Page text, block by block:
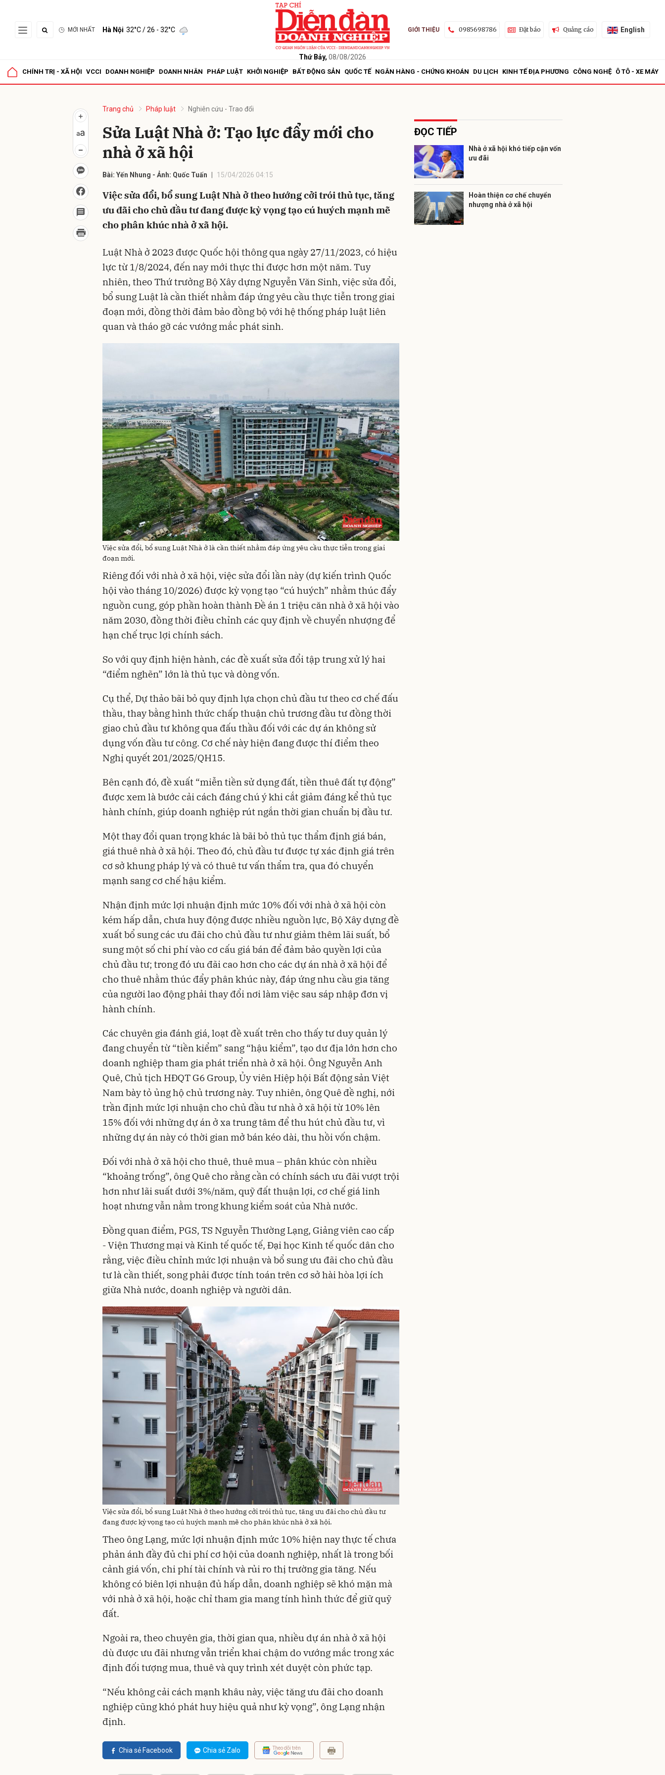
MỚI NHẤT Hà Nội 32°C/ 26 - 32°C
Thứ Bảy, 08/08/2026
GIỚI THIỆU 0985698786 Đặt báo Quảng cáo English
CHÍNH TRỊ - XÃ HỘI VCCI DOANH NGHIỆP DOANH NHÂN PHÁP LUẬT KHỞI NGHIỆP BẤT ĐỘNG SẢN QUỐC TẾ NGÂN HÀNG - CHỨNG KHOÁN DU LỊCH KINH TẾ ĐỊA PHƯƠNG CÔNG NGHỆ Ô TÔ - XE MÁY
Trang chủ Pháp luật Nghiên cứu - Trao đổi
Sửa Luật Nhà ở: Tạo lực đẩy mới cho
nhà ở xã hội
Bài: Yến Nhung - Ảnh: Quốc Tuấn 15/04/2026 04:15
Việc sửa đổi, bổ sung Luật Nhà ở theo hướng cởi trói thủ tục, tăng
ưu đãi cho chủ đầu tư đang được kỳ vọng tạo cú huých mạnh mẽ
cho phân khúc nhà ở xã hội.
Luật Nhà ở 2023 được Quốc hội thông qua ngày 27/11/2023, có hiệu
lực từ 1/8/2024, đến nay mới thực thi được hơn một năm. Tuy
nhiên, theo Thứ trưởng Bộ Xây dựng Nguyễn Văn Sinh, việc sửa đổi,
bổ sung Luật là cần thiết nhằm đáp ứng yêu cầu thực tiễn trong giai
đoạn mới, đồng thời đảm bảo đồng bộ với hệ thống pháp luật liên
quan và tháo gỡ các vướng mắc phát sinh.
Việc sửa đổi, bổ sung Luật Nhà ở là cần thiết nhằm đáp ứng yêu cầu thực tiễn trong giai
đoạn mới.
Riêng đối với nhà ở xã hội, việc sửa đổi lần này (dự kiến trình Quốc
hội vào tháng 10/2026) được kỳ vọng tạo “cú huých” nhằm thúc đẩy
nguồn cung, góp phần hoàn thành Đề án 1 triệu căn nhà ở xã hội vào
năm 2030, đồng thời điều chỉnh các quy định về chuyển nhượng để
hạn chế trục lợi chính sách.
So với quy định hiện hành, các đề xuất sửa đổi tập trung xử lý hai
“điểm nghẽn” lớn là thủ tục và dòng vốn.
Cụ thể, Dự thảo bãi bỏ quy định lựa chọn chủ đầu tư theo cơ chế đấu
thầu, thay bằng hình thức chấp thuận chủ trương đầu tư đồng thời
giao chủ đầu tư không qua đấu thầu đối với các dự án không sử
dụng vốn đầu tư công. Cơ chế này hiện đang được thí điểm theo
Nghị quyết 201/2025/QH15.
Bên cạnh đó, đề xuất “miễn tiền sử dụng đất, tiền thuê đất tự động”
được xem là bước cải cách đáng chú ý khi cắt giảm đáng kể thủ tục
hành chính, giúp doanh nghiệp rút ngắn thời gian chuẩn bị đầu tư.
Một thay đổi quan trọng khác là bãi bỏ thủ tục thẩm định giá bán,
giá thuê nhà ở xã hội. Theo đó, chủ đầu tư được tự xác định giá trên
cơ sở khung pháp lý và có thuê tư vấn thẩm tra, qua đó chuyển
mạnh sang cơ chế hậu kiểm.
Nhận định mức lợi nhuận định mức 10% đối với nhà ở xã hội còn
kém hấp dẫn, chưa huy động được nhiều nguồn lực, Bộ Xây dựng đề
xuất bổ sung các ưu đãi cho chủ đầu tư như giảm thêm lãi suất, bổ
sung một số chi phí vào cơ cấu giá bán để đảm bảo quyền lợi của
chủ đầu tư; trong đó ưu đãi cao hơn cho các dự án nhà ở xã hội để
cho thuê nhằm thúc đẩy phân khúc này, đáp ứng nhu cầu gia tăng
của người lao động phải thay đổi nơi làm việc sau sáp nhập đơn vị
hành chính.
Các chuyên gia đánh giá, loạt đề xuất trên cho thấy tư duy quản lý
đang chuyển từ “tiền kiểm” sang “hậu kiểm”, tạo dư địa lớn hơn cho
doanh nghiệp tham gia phát triển nhà ở xã hội. Ông Nguyễn Anh
Quê, Chủ tịch HĐQT G6 Group, Ủy viên Hiệp hội Bất động sản Việt
Nam bày tỏ ủng hộ chủ trương này. Tuy nhiên, ông Quê đề nghị, nới
trần định mức lợi nhuận cho chủ đầu tư nhà ở xã hội từ 10% lên
15% đối với những dự án ở xa trung tâm để thu hút chủ đầu tư, vì
những dự án này có thời gian mở bán kéo dài, thu hồi vốn chậm.
Đối với nhà ở xã hội cho thuê, thuê mua – phân khúc còn nhiều
“khoảng trống”, ông Quê cho rằng cần có chính sách ưu đãi vượt trội
hơn như lãi suất dưới 3%/năm, quỹ đất thuận lợi, cơ chế giá linh
hoạt nhưng vẫn nằm trong khung kiểm soát của Nhà nước.
Đồng quan điểm, PGS, TS Nguyễn Thường Lạng, Giảng viên cao cấp
- Viện Thương mại và Kinh tế quốc tế, Đại học Kinh tế quốc dân cho
rằng, việc điều chỉnh mức lợi nhuận và bổ sung ưu đãi cho chủ đầu
tư là cần thiết, song phải được tính toán trên cơ sở hài hòa lợi ích
giữa Nhà nước, doanh nghiệp và người dân.
Việc sửa đổi, bổ sung Luật Nhà ở theo hướng cởi trói thủ tục, tăng ưu đãi cho chủ đầu tư
đang được kỳ vọng tạo cú huých mạnh mẽ cho phân khúc nhà ở xã hội.
Theo ông Lạng, mức lợi nhuận định mức 10% hiện nay thực tế chưa
phản ánh đầy đủ chi phí cơ hội của doanh nghiệp, nhất là trong bối
cảnh giá vốn, chi phí tài chính và rủi ro thị trường gia tăng. Nếu
không có biên lợi nhuận đủ hấp dẫn, doanh nghiệp sẽ khó mặn mà
với nhà ở xã hội, hoặc chỉ tham gia mang tính hình thức để giữ quỹ
đất.
Ngoài ra, theo chuyên gia, thời gian qua, nhiều dự án nhà ở xã hội
dù được ưu đãi nhưng vẫn triển khai chậm do vướng mắc trong xác
định đối tượng mua, thuê và quy trình xét duyệt còn phức tạp.
“Nếu không cải cách mạnh khâu này, việc tăng ưu đãi cho doanh
nghiệp cũng khó phát huy hiệu quả như kỳ vọng”, ông Lạng nhận
định.
Chia sẻ Facebook Chia sẻ Zalo Theo dõi trên
ĐỌC TIẾP
Nhà ở xã hội khó tiếp cận vốn
ưu đãi
Hoàn thiện cơ chế chuyển
nhượng nhà ở xã hội
Gửi